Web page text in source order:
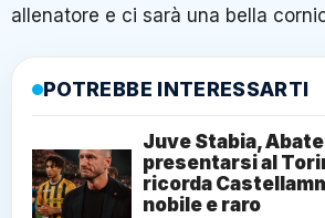
allenatore e ci sarà una bella
POTREBBE INTERESSARTI
Juve Stabia,
presentarsi al
ricorda
nobile e raro